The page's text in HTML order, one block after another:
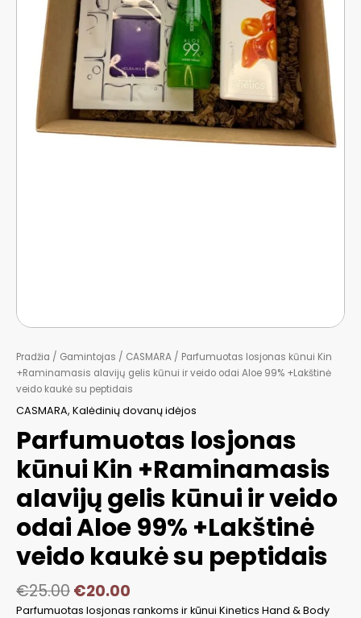
Pradžia / Gamintojas / CASMARA / Parfumuotas losjonas kūnui Kin
+Raminamasis alavijų gelis kūnui ir veido odai Aloe 99% +Lakštinė
veido kaukė su peptidais
CASMARA, Kalėdinių dovanų idėjos
Parfumuotas losjonas
kūnui Kin +Raminamasis
alavijų gelis kūnui ir veido
odai Aloe 99% +Lakštinė
veido kaukė su peptidais
€25.00€20.00
Parfumuotas losjonas rankoms ir kūnui Kinetics Hand & Body